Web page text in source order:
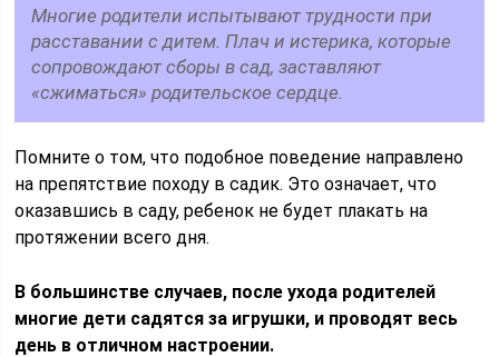
Многие родители испытывают трудности при
расставании с дитем. Плач и истерика, которые
сопровождают сборы в сад, заставляют
«сжиматься» родительское сердце.
Помните о том, что подобное поведение направлено
на препятствие походу в садик. Это означает, что
оказавшись в саду, ребенок не будет плакать на
протяжении всего дня.
В большинстве случаев, после ухода родителей
многие дети садятся за игрушки, и проводят весь
день в отличном настроении.